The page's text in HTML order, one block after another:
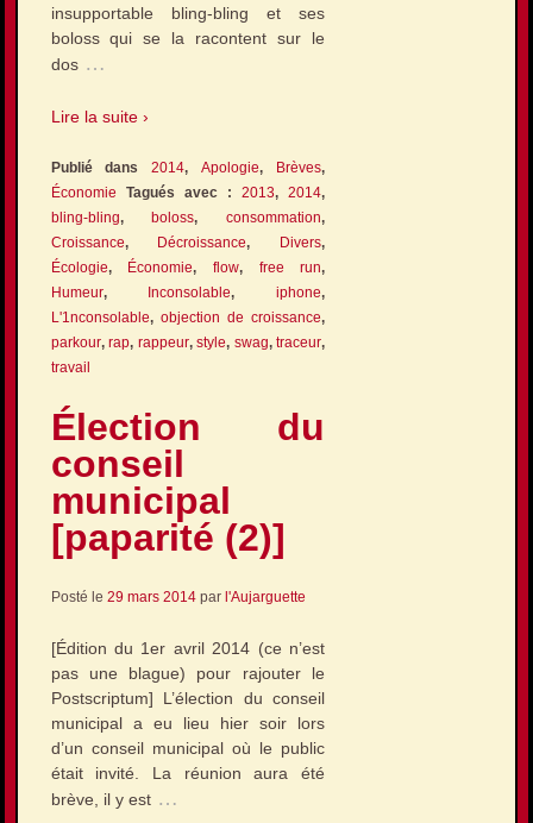
insupportable bling-bling et ses
boloss qui se la racontent sur le
dos …
Lire la suite ›
Publié dans2014,Apologie, Brèves,
Économie Tagués avec :2013,2014,
bling-bling, boloss,consommation,
Croissance, Décroissance, Divers,
Écologie, Économie, flow, free run,
Humeur, Inconsolable,iphone,
L'1nconsolable, objection de croissance,
parkour,rap, rappeur,style, swag,traceur,
travail
Élection du
conseil
municipal
[paparité (2)]
Posté le 29 mars 2014par l'Aujarguette
[Édition du 1er avril 2014 (ce n’est
pas une blague) pour rajouter le
Postscriptum] L’élection du conseil
municipal a eu lieu hier soir lors
d’un conseil municipal où le public
était invité. La réunion aura été
brève, il y est …